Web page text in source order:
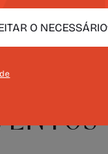
O NECESSÁRIO